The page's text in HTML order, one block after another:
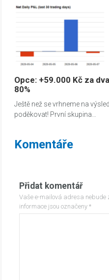
Opce: +59.000 Kč za
80%
Ještě než se vrhneme na
poděkovat! První skupina…
Komentáře
Přidat komentář
Vaše e-mailová adresa nebude
informace jsou označeny*